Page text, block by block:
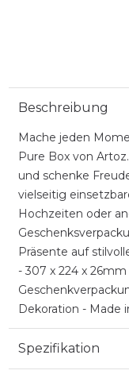
Beschreibung
Mache jeden
Pure Box von
und schenke
vielseitig
Hochzeiten oder
Präsente auf
- 307 x 224 x
Dekoration - Made
Spezifikation